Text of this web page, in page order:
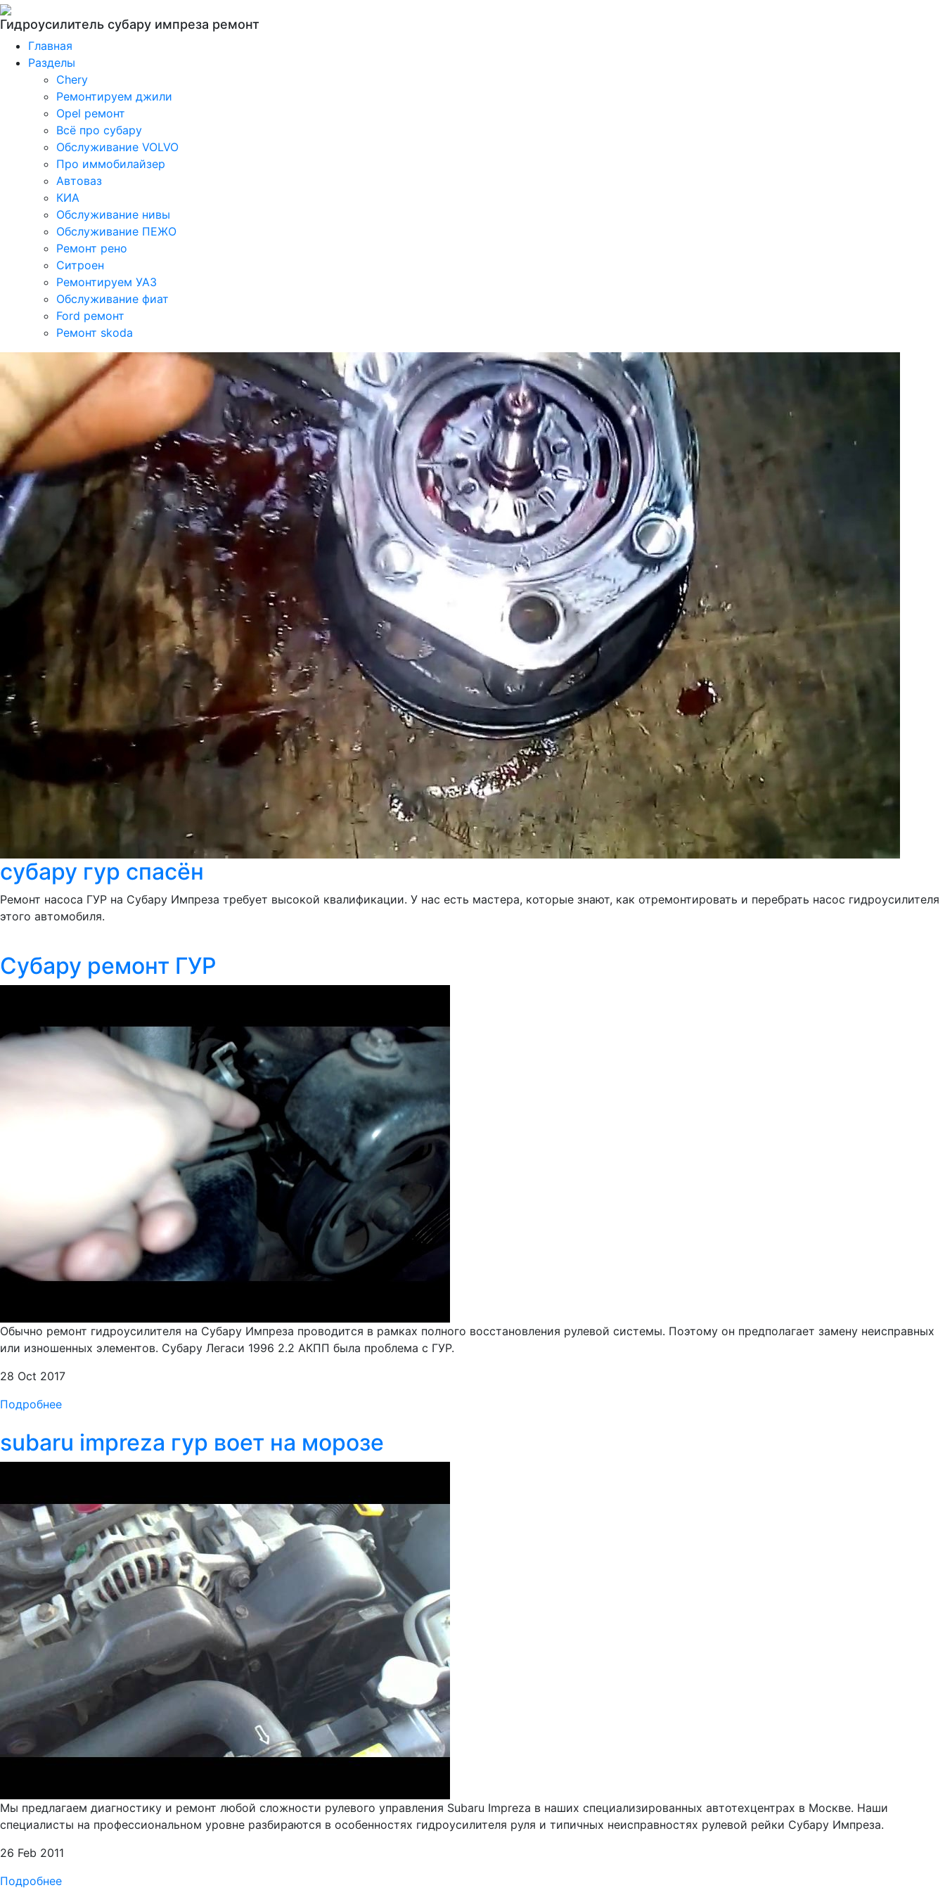
Гидроусилитель субару импреза ремонт
Главная
Разделы
Chery
Ремонтируем джили
Opel ремонт
Всё про субару
Обслуживание VOLVO
Про иммобилайзер
Автоваз
КИА
Обслуживание нивы
Обслуживание ПЕЖО
Ремонт рено
Ситроен
Ремонтируем УАЗ
Обслуживание фиат
Ford ремонт
Ремонт skoda
субару гур спасён
Ремонт насоса ГУР на Субару Импреза требует высокой квалификации. У нас есть мастера, которые знают, как отремонтировать и перебрать насос гидроусилителя
этого автомобиля.
Субару ремонт ГУР
Обычно ремонт гидроусилителя на Субару Импреза проводится в рамках полного восстановления рулевой системы. Поэтому он предполагает замену неисправных
или изношенных элементов. Субару Легаси 1996 2.2 АКПП была проблема с ГУР.
28 Oct 2017
Подробнее
subaru impreza гур воет на морозе
Мы предлагаем диагностику и ремонт любой сложности рулевого управления Subaru Impreza в наших специализированных автотехцентрах в Москве. Наши
специалисты на профессиональном уровне разбираются в особенностях гидроусилителя руля и типичных неисправностях рулевой рейки Субару Импреза.
26 Feb 2011
Подробнее